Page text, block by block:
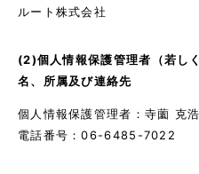
ルート株式会社
(2)個人情報保護管理者（若し
名、所属及び連絡先
個人情報保護管理者：寺薗 克浩
電話番号：06-6485-7022